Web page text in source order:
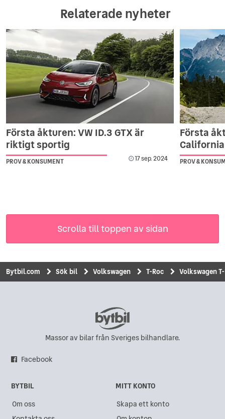
Relaterade nyheter
Första åkturen: VW ID.3 GTX är
riktigt sportig
PROV & KONSUMENT 17 sep. 2024
Första
California
PROV &
Scrolla till toppen av sidan
Bytbil.com Sök bil Volkswagen T-Roc Volkswagen
Massor av bilar från Sveriges bilhandlare.
Facebook
BYTBIL
Om oss
MITT KONTO
Skapa ett konto